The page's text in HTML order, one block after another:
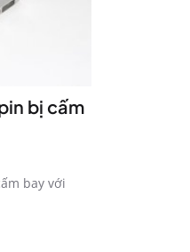
bị cấm
bay với